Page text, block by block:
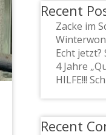
Recent
Zacke im
Echt jetzt?
4 Jahre
HILFE!!!
Recent